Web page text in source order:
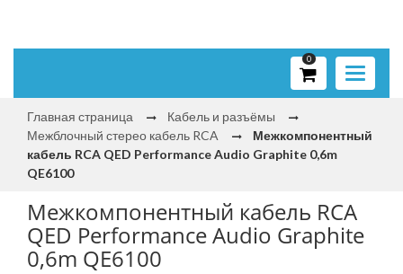
Toggle
0
Главная страница
Кабель и разъёмы
Межблочный стерео кабель RCA
Межкомпонентный
кабель RCA QED Performance Audio Graphite 0,6m
QE6100
Межкомпонентный кабель RCA
QED Performance Audio Graphite
0,6m QE6100